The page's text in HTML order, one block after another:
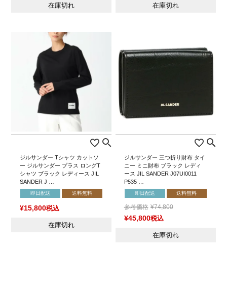
在庫切れ 在庫切れ
ジルサンダー Tシャツ カットソ
ー ジルサンダー プラス ロングT
シャツ ブラック レディース JIL
SANDER J …
即日配送 送料無料
¥15,800税込
在庫切れ
ジルサンダー 三つ折り財布 タイ
ニー ミニ財布 ブラック レディ
ース JIL SANDER J07UI0011
P535 …
即日配送 送料無料
参考価格 ¥74,800
¥45,800税込
在庫切れ